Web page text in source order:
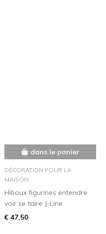
dans le panier
DÉCORATION POUR LA
MAISON
Hiboux figurines entendre
voir se taire J-Line
€ 47,50